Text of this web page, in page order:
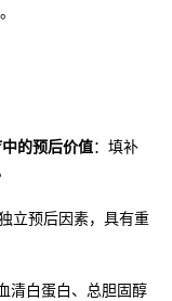
的预后价值：填补
立预后因素，具有重
清白蛋白、总胆固醇